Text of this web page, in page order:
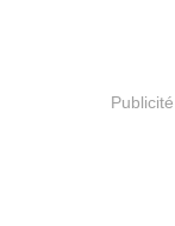
Publicité